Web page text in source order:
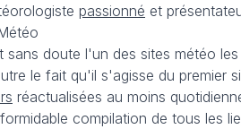
passionné et
doute l'un des sites météo
le fait qu'il s'agisse du
réactualisées au moins
formidable compilation de tous les